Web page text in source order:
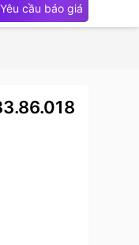
Yêu cầu báo giá